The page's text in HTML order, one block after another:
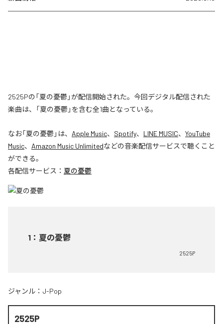
2525Pの「夏の憂鬱」が配信開始された。今回デジタル配信された
楽曲は、「夏の憂鬱」を含む全1曲となっている。
なお「夏の憂鬱 」は、 Apple Music、 Spotify、 LINE MUSIC、 YouTube
Music、 Amazon Music Unlimitedなどの音楽配信サービスで聴くこと
ができる。
各配信サービス： 夏の憂鬱
1 ： 夏の憂鬱
2525P
ジャンル： J-Pop
2525P